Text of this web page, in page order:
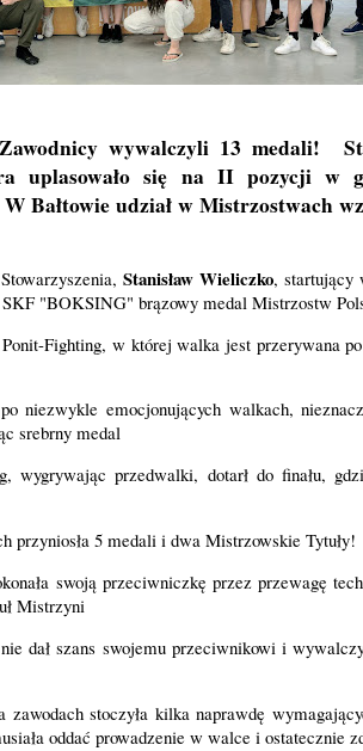
wywalczyli 13 medali!
uplasowało się na II pozycji w
Bałtowie udział w Mistrzostwach
Stanisław Wieliczko, startujący
"BOKSING" brązowy medal Mistrzostw
Fighting, w której walka jest przerywana
niezwykle emocjonujących walkach,
srebrny medal
wygrywając przedwalki, dotarł do finału,
przyniosła 5 medali i dwa Mistrzowskie Tytuły!
swoją przeciwniczkę przez przewagę
Mistrzyni
dał szans swojemu przeciwnikowi i
zawodach stoczyła kilka naprawdę
oddać prowadzenie w walce i ostatecznie